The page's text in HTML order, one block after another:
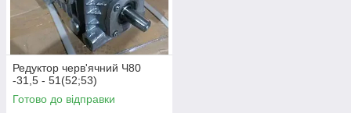
Редуктор черв'ячний Ч80
-31,5 - 51(52;53)
Готово до відправки